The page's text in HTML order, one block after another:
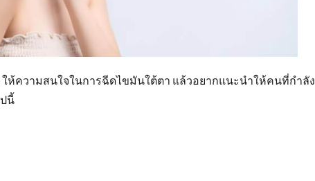
ให้ความสนใจในการฉีดไขมันใต้ตา แล้วอยากแนะนำให้คนที่กำลัง
นี้